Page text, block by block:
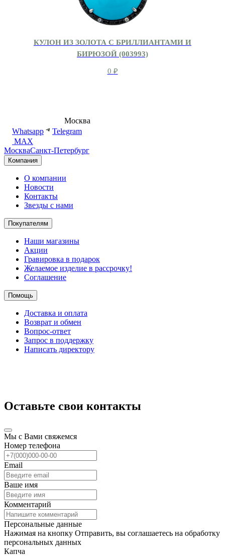
КУЛОН ИЗ ЗОЛОТА С БРИЛЛИАНТАМИ И
БИРЮЗОЙ (003993)
0 ₽
Москва
Whatsapp
Telegram
MAX
МоскваСанкт-Петербург
Компания
О компании
Новости
Контакты
Звезды с нами
Покупателям
Наши магазины
Акции
Гравировка в подарок
Желаемое изделие в рассрочку!
Соглашение
Помощь
Доставка и оплата
Возврат и обмен
Вопрос-ответ
Запрос в поддержку
Написать директору
Оставьте свои контакты
Мы с Вами свяжемся
Номер телефона
Email
Ваше имя
Комментарий
Персональные данные
Нажимая на кнопку Отправить, вы соглашаетесь на обработку
персональных данных
Капча